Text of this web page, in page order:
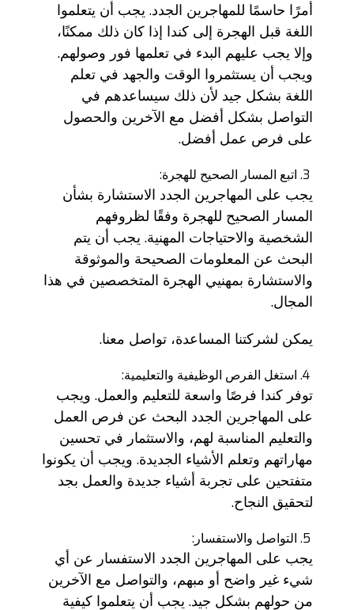
أمرًا حاسمًا للمهاجرين الجدد. يجب أن يتعلموا
اللغة قبل الهجرة إلى كندا إذا كان ذلك ممكنًا،
وإلا يجب عليهم البدء في تعلمها فور وصولهم.
ويجب أن يستثمروا الوقت والجهد في تعلم
اللغة بشكل جيد لأن ذلك سيساعدهم في
التواصل بشكل أفضل مع الآخرين والحصول
على فرص عمل أفضل.
اتبع المسار الصحيح للهجرة:
يجب على المهاجرين الجدد الاستشارة بشأن
المسار الصحيح للهجرة وفقًا لظروفهم
الشخصية والاحتياجات المهنية. يجب أن يتم
البحث عن المعلومات الصحيحة والموثوقة
والاستشارة بمهنيي الهجرة المتخصصين في هذا
المجال.
يمكن لشركتنا المساعدة، تواصل معنا.
استغل الفرص الوظيفية والتعليمية:
توفر كندا فرصًا واسعة للتعليم والعمل. ويجب
على المهاجرين الجدد البحث عن فرص العمل
والتعليم المناسبة لهم، والاستثمار في تحسين
مهاراتهم وتعلم الأشياء الجديدة. ويجب أن يكونوا
متفتحين على تجربة أشياء جديدة والعمل بجد
لتحقيق النجاح.
التواصل والاستفسار:
يجب على المهاجرين الجدد الاستفسار عن أي
شيء غير واضح أو مبهم، والتواصل مع الآخرين
من حولهم بشكل جيد. يجب أن يتعلموا كيفية